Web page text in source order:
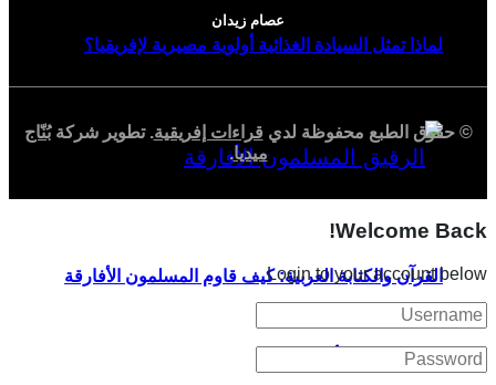
لماذا تمثل السيادة الغذائية أولوية مصيرية لإفريقيا؟
القرآن والكتابة العربية: كيف قاوم المسلمون الأفارقة
الاسترقاق في أمريكا؟
عصام زيدان
© حقوق الطبع محفوظة لدي قراءات إفريقية. تطوير شركةبُنّاج
ميديا.
Welcome Back!
Login to your account below